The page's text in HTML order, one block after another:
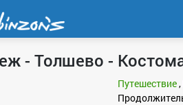
- Толшево -
Путешествие,